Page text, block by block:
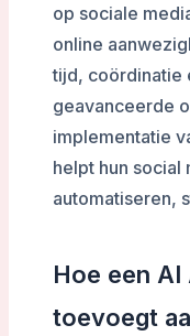
op sociale
online
tijd, coördinatie
geavanceerde
implementatie
helpt hun social
automatiseren,
Hoe een
toevoegt